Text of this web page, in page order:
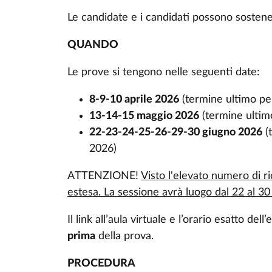
Le candidate e i candidati possono
QUANDO
Le prove si tengono nelle seguenti date:
8-9-10 aprile 2026 (termine ultimo
13-14-15 maggio 2026 (termine
22-23-24-25-26-29-30 giugno 2026
2026)
ATTENZIONE! Visto l'elevato numero di
estesa. La sessione avrà luogo dal 22 al
Il link all’aula virtuale e l’orario esatto
prima della prova.
PROCEDURA